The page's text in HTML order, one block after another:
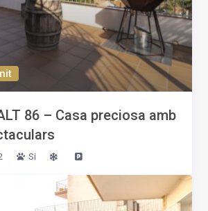
86 – Casa preciosa amb
Si